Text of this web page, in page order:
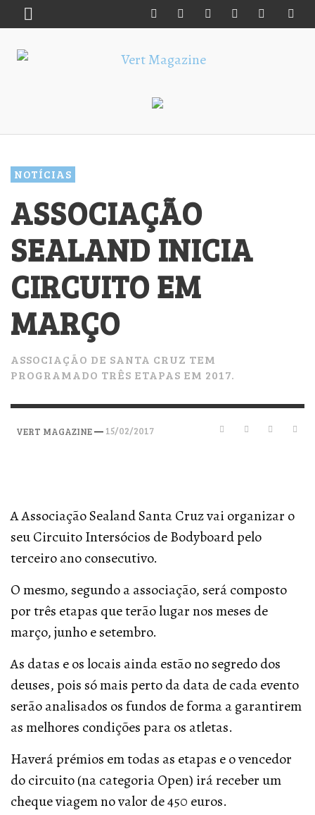
NOTÍCIAS
ASSOCIAÇÃO
SEALAND INICIA
CIRCUITO EM
MARÇO
ASSOCIAÇÃO DE SANTA CRUZ TEM
PROGRAMADO TRÊS ETAPAS EM 2017.
VERT MAGAZINE— 15/02/2017
A Associação Sealand Santa Cruz vai organizar o
seu Circuito Intersócios de Bodyboard pelo
terceiro ano consecutivo.
O mesmo, segundo a associação, será composto
por três etapas que terão lugar nos meses de
março, junho e setembro.
As datas e os locais ainda estão no segredo dos
deuses, pois só mais perto da data de cada evento
serão analisados os fundos de forma a garantirem
as melhores condições para os atletas.
Haverá prémios em todas as etapas e o vencedor
do circuito (na categoria Open) irá receber um
cheque viagem no valor de 450 euros.